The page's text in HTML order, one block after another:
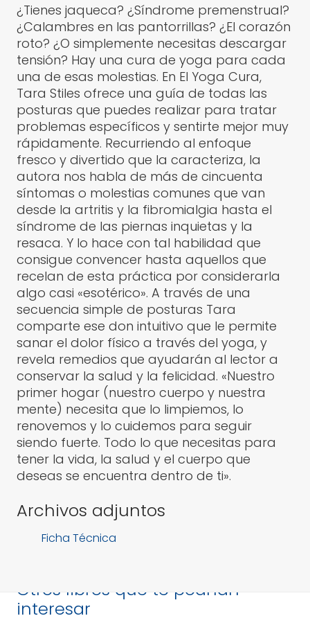
¿Tienes jaqueca? ¿Síndrome premenstrual?
¿Calambres en las pantorrillas? ¿El corazón
roto? ¿O simplemente necesitas descargar
tensión? Hay una cura de yoga para cada
una de esas molestias. En El Yoga Cura,
Tara Stiles ofrece una guía de todas las
posturas que puedes realizar para tratar
problemas específicos y sentirte mejor muy
rápidamente. Recurriendo al enfoque
fresco y divertido que la caracteriza, la
autora nos habla de más de cincuenta
síntomas o molestias comunes que van
desde la artritis y la fibromialgia hasta el
síndrome de las piernas inquietas y la
resaca. Y lo hace con tal habilidad que
consigue convencer hasta aquellos que
recelan de esta práctica por considerarla
algo casi «esotérico». A través de una
secuencia simple de posturas Tara
comparte ese don intuitivo que le permite
sanar el dolor físico a través del yoga, y
revela remedios que ayudarán al lector a
conservar la salud y la felicidad. «Nuestro
primer hogar (nuestro cuerpo y nuestra
mente) necesita que lo limpiemos, lo
renovemos y lo cuidemos para seguir
siendo fuerte. Todo lo que necesitas para
tener la vida, la salud y el cuerpo que
deseas se encuentra dentro de ti».
Archivos adjuntos
Ficha Técnica
Otros libros que te podrían
interesar